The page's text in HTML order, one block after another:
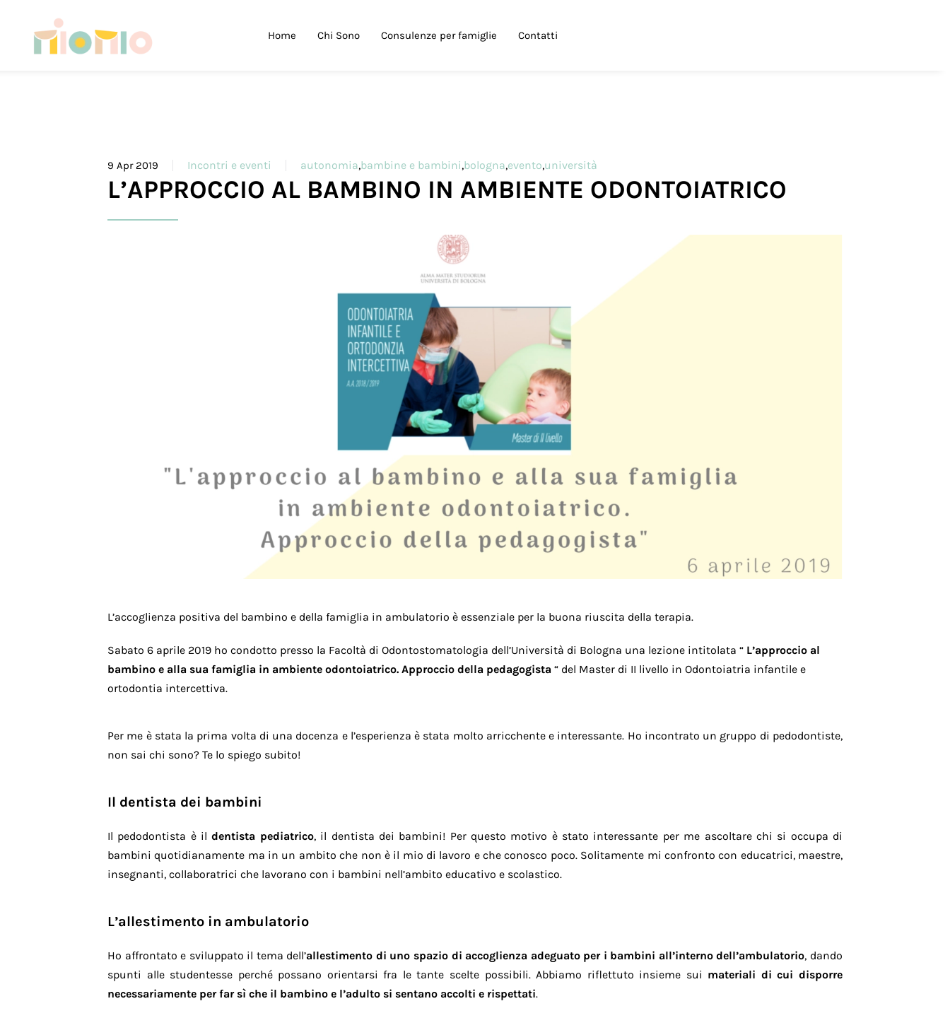
Skip to main content Home Chi Sono Consulenze per famiglie Contatti
9 Apr 2019 Incontri e eventi autonomia,bambine e bambini,bologna,evento,università
L’APPROCCIO AL BAMBINO IN AMBIENTE ODONTOIATRICO
L’accoglienza positiva del bambino e della famiglia in ambulatorio è essenziale per la buona riuscita della terapia.
Sabato 6 aprile 2019 ho condotto presso la Facoltà di Odontostomatologia dell’Università di Bologna una lezione intitolata “ L’approccio al
bambino e alla sua famiglia in ambiente odontoiatrico. Approccio della pedagogista “ del Master di II livello in Odontoiatria infantile e
ortodontia intercettiva.
Per me è stata la prima volta di una docenza e l’esperienza è stata molto arricchente e interessante. Ho incontrato un gruppo di pedodontiste,
non sai chi sono? Te lo spiego subito!
Il dentista dei bambini
Il pedodontista è ildentista pediatrico, il dentista dei bambini! Per questo motivo è stato interessante per me ascoltare chi si occupa di
bambini quotidianamente ma in un ambito che non è il mio di lavoro e che conosco poco. Solitamente mi confronto con educatrici, maestre,
insegnanti, collaboratrici che lavorano con i bambini nell’ambito educativo e scolastico.
L’allestimento in ambulatorio
Ho affrontato e sviluppato il tema dell’allestimento di uno spazio di accoglienza adeguato per i bambini all’interno dell’ambulatorio, dando
spunti alle studentesse perché possano orientarsi fra le tante scelte possibili. Abbiamo riflettuto insieme sui materiali di cui disporre
necessariamente per far sì che il bambino e l’adulto si sentano accolti e rispettati.